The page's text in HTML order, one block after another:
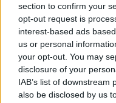
section to confirm your
opt-out request is
interest-based ads
us or personal
your opt-out. You may
disclosure of your
IAB’s list of
also be disclosed by us
06/